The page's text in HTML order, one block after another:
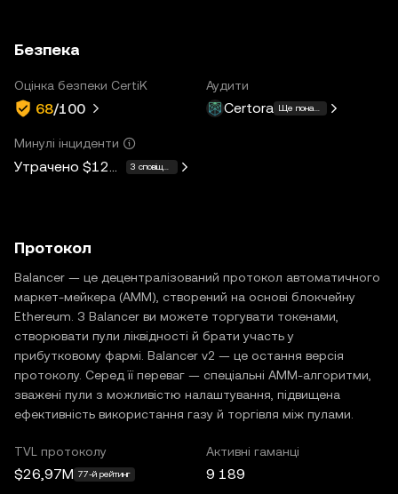
Безпека
Оцінка безпеки CertiK
68/100
Аудити
Certora Ще понад 10
Минулі інциденти
Утрачено $128M 3 сповіщення
Протокол
Balancer — це децентралізований протокол автоматичного
маркет-мейкера (AMM), створений на основі блокчейну
Ethereum. З Balancer ви можете торгувати токенами,
створювати пули ліквідності й брати участь у
прибутковому фармі. Balancer v2 — це остання версія
протоколу. Серед її переваг — спеціальні AMM-алгоритми,
зважені пули з можливістю налаштування, підвищена
ефективність використання газу й торгівля між пулами.
TVL протоколу
$26,97M 77-й рейтинг
Активні гаманці
9 189